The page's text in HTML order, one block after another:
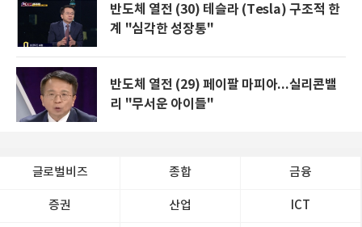
반도체 열전 (30) 테슬라 (Tesla) 구조적 한
계 "심각한 성장통"
반도체 열전 (29) 페이팔 마피아...실리콘밸
리 "무서운 아이들"
글로벌비즈 종합 금융
증권 산업 ICT